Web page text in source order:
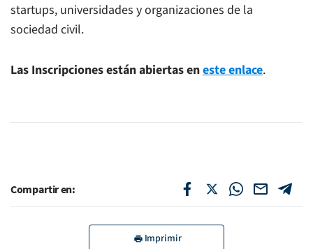
startups, universidades y organizaciones de la
sociedad civil.
Las Inscripciones están abiertas eneste enlace.
Compartir en:
Imprimir